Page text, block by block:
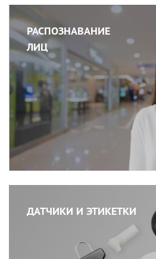
РАСПОЗНАВАНИЕ
ЛИЦ
ДАТЧИКИ И ЭТИКЕТКИ